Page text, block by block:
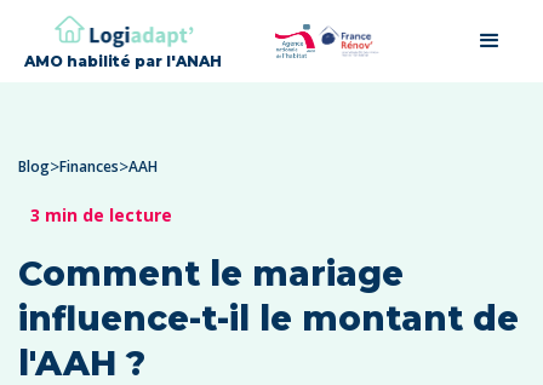
AMO habilité par l'ANAH
Blog>Finances>AAH
3 min de lecture
Comment le mariage
influence-t-il le montant de
l'AAH ?